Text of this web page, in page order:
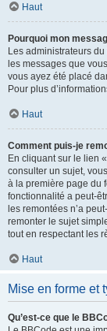
Haut
Pourquoi mon
Les administrateurs
les messages que
vous ayez été placé
Pour plus
Haut
Comment puis-je
En cliquant sur le lien
consulter un sujet,
à la première page du
fonctionnalité a peut-
les remontées n’a
remonter le sujet
tout en respectant les
Haut
Mise en forme et
Qu’est-ce que le